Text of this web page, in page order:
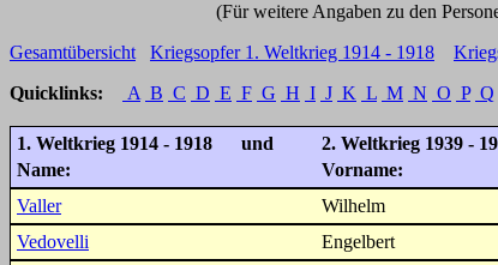
(Für weitere Angaben zu den Personen auf
Gesamtübersicht
Kriegsopfer 1. Weltkrieg 1914 - 1918
Quicklinks:
A B C D E F G H I J K L M N O P Q
1. Weltkrieg 1914 - 1918 und
2. Weltkrieg 1939 -
Name:
Vorname:
Valler
Wilhelm
Vedovelli
Engelbert